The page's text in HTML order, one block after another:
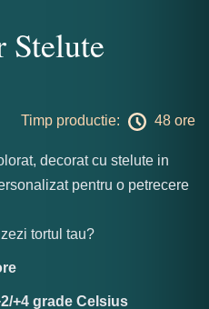
Stelute
Timp productie: 48 ore
decorat cu stelute in
pentru o petrecere
tortul tau?
+4 grade Celsius